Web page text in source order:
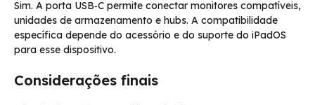
Sim. A porta USB‑C permite conectar monitores compatíveis,
unidades de armazenamento e hubs. A compatibilidade
específica depende do acessório e do suporte do iPadOS
para esse dispositivo.
Considerações finais